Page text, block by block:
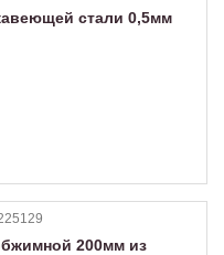
стали 0,5мм
200мм из